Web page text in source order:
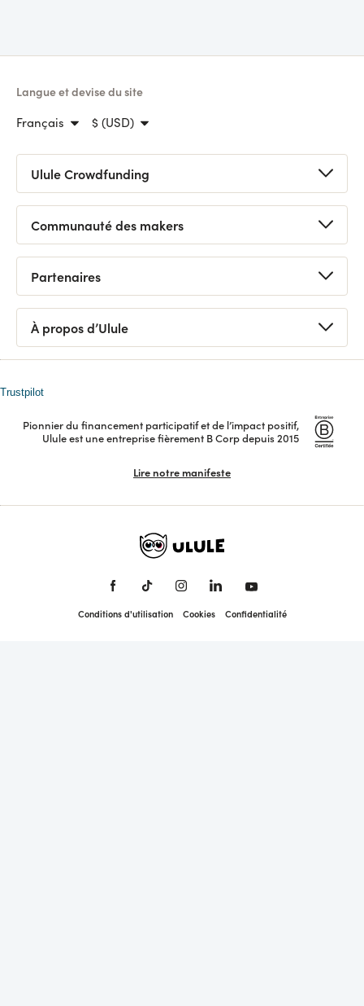
Langue et devise du site
Français $ (USD)
Ulule Crowdfunding
Voir toutes les collectes
Webinaire crowdfunding gratuit
Foire aux questions
Logo / Kits de campagne
Statistiques
Communauté des makers
Bons plans
Demander un conseil
Tutoriels
Partenaires
Devenir partenaire
Organiser un appel à projets
Nos dispositifs
API
À propos d’Ulule
Nous contacter
Presse
Trustpilot
Pionnier du financement participatif et de l’impact positif,
Ulule est une entreprise fièrement B Corp depuis 2015
Lire notre manifeste
Conditions d'utilisation Cookies Confidentialité